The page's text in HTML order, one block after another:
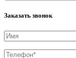
Заказать звонок